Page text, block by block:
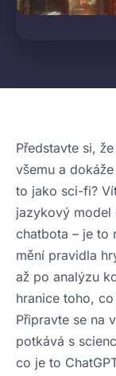
Představte si,
všemu a
to jako sci-fi?
jazykový model
chatbota – je to
mění pravidla
až po analýzu
hranice toho,
Připravte se na
potkává s
co je to